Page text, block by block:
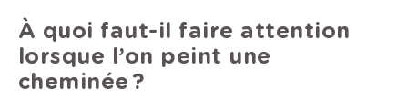
À quoi faut-il faire attention
lorsque l’on peint une
cheminée ?